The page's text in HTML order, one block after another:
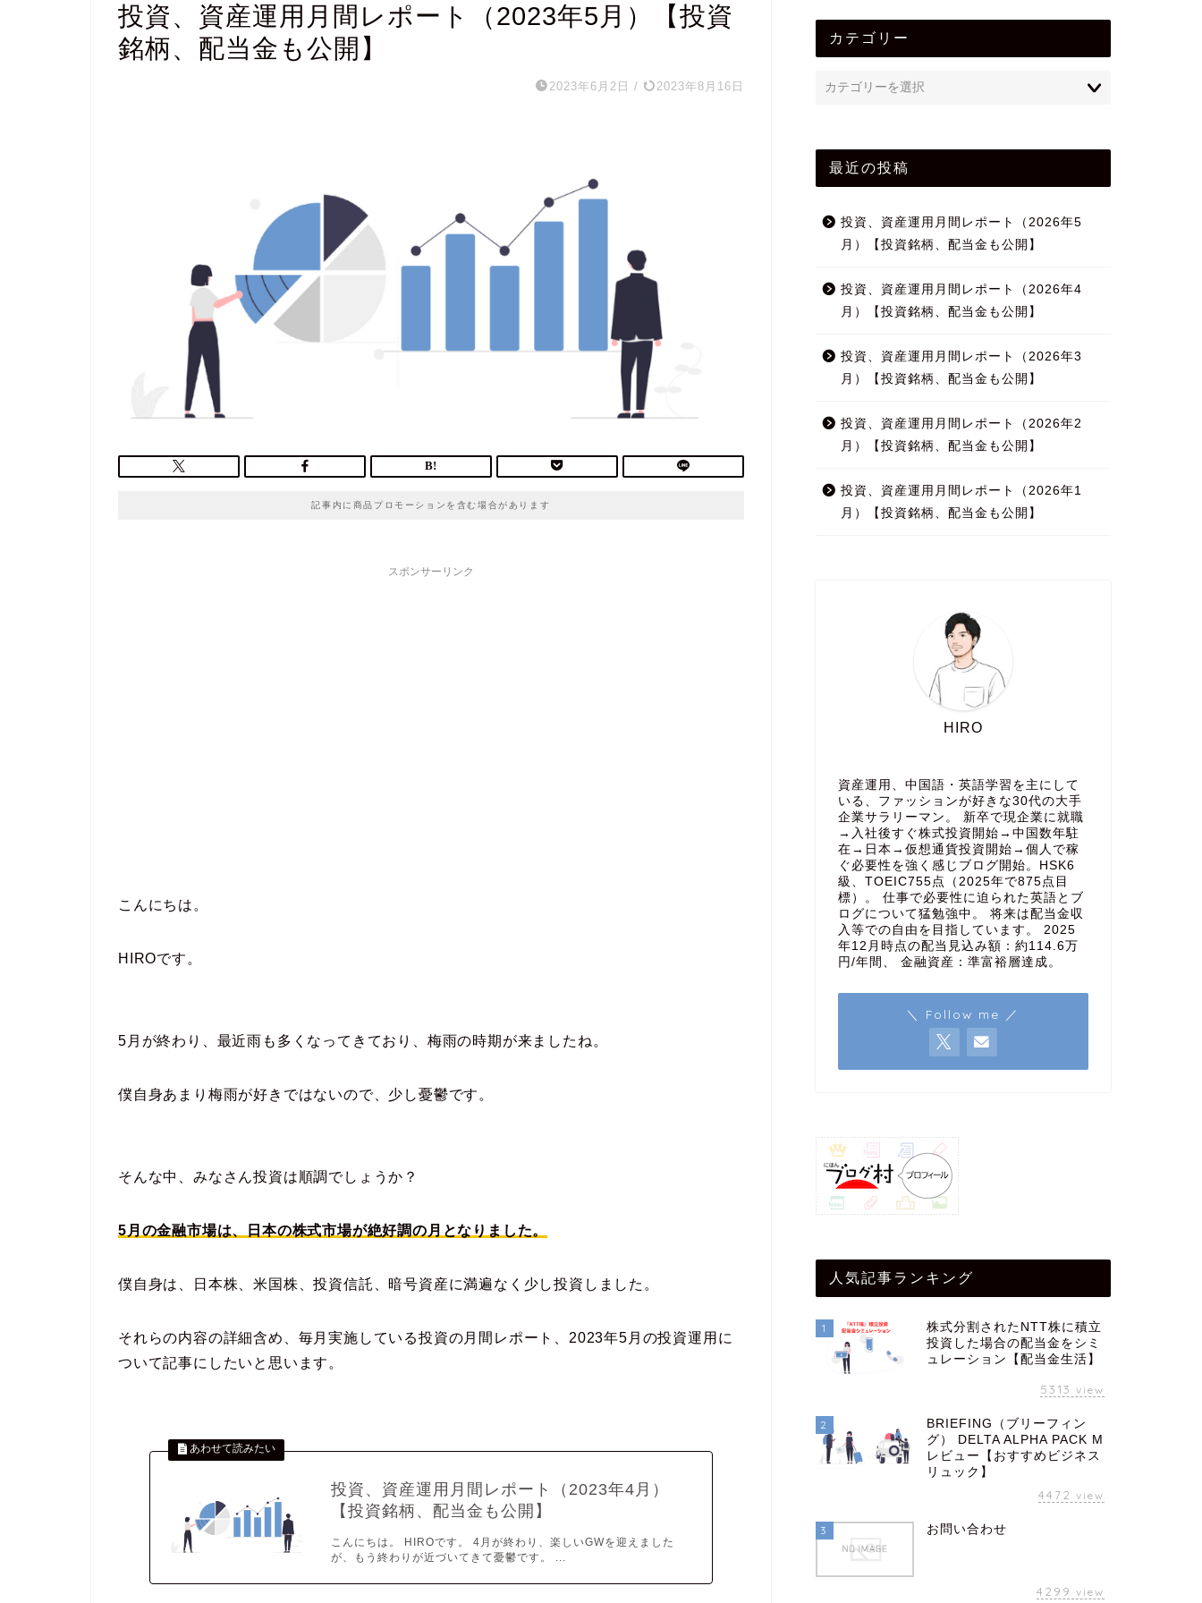
投資、資産運用月間レポート（2023年5月）【投資
銘柄、配当金も公開】
2023年6月2日 / 2023年8月16日
記事内に商品プロモーションを含む場合があります
スポンサーリンク
こんにちは。
HIROです。
5月が終わり、最近雨も多くなってきており、梅雨の時期が来ましたね。
僕自身あまり梅雨が好きではないので、少し憂鬱です。
そんな中、みなさん投資は順調でしょうか？
5月の金融市場は、日本の株式市場が絶好調の月となりました。
僕自身は、日本株、米国株、投資信託、暗号資産に満遍なく少し投資しました。
それらの内容の詳細含め、毎月実施している投資の月間レポート、2023年5月の投資運用に
ついて記事にしたいと思います。
投資、資産運用月間レポート（2023年4月）
【投資銘柄、配当金も公開】
こんにちは。 HIROです。 4月が終わり、楽しいGWを迎えました
が、もう終わりが近づいてきて憂鬱です。 ...
カテゴリー
最近の投稿
投資、資産運用月間レポート（2026年5
月）【投資銘柄、配当金も公開】
投資、資産運用月間レポート（2026年4
月）【投資銘柄、配当金も公開】
投資、資産運用月間レポート（2026年3
月）【投資銘柄、配当金も公開】
投資、資産運用月間レポート（2026年2
月）【投資銘柄、配当金も公開】
投資、資産運用月間レポート（2026年1
月）【投資銘柄、配当金も公開】
HIRO
資産運用、中国語・英語学習を主にして
いる、ファッションが好きな30代の大手
企業サラリーマン。 新卒で現企業に就職
→入社後すぐ株式投資開始→中国数年駐
在→日本→仮想通貨投資開始→個人で稼
ぐ必要性を強く感じブログ開始。HSK6
級、TOEIC755点（2025年で875点目
標）。 仕事で必要性に迫られた英語とブ
ログについて猛勉強中。 将来は配当金収
入等での自由を目指しています。 2025
年12月時点の配当見込み額：約114.6万
円/年間、 金融資産：準富裕層達成。
＼ Follow me ／
人気記事ランキング
1
株式分割されたNTT株に積立
投資した場合の配当金をシミ
ュレーション【配当金生活】
5313 view
2
BRIEFING（ブリーフィン
グ） DELTA ALPHA PACK M
レビュー【おすすめビジネス
リュック】
4472 view
3 お問い合わせ
4299 view